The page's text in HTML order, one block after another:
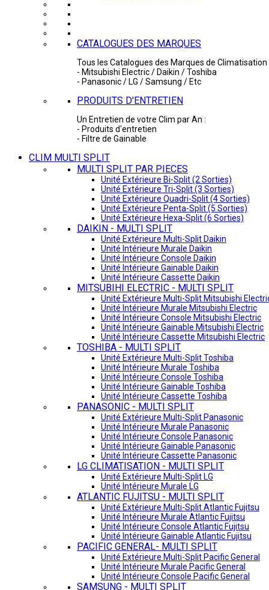
CATALOGUES DES MARQUES
Tous les Catalogues des Marques de Climatisation
- Mitsubishi Electric / Daikin / Toshiba
- Panasonic / LG / Samsung / Etc
PRODUITS D'ENTRETIEN
Un Entretien de votre Clim par An :
- Produits d'entretien
- Filtre de Gainable
CLIM MULTI SPLIT
MULTI SPLIT PAR PIECES
Unité Extérieure Bi-Split (2 Sorties)
Unité Extérieure Tri-Split (3 Sorties)
Unité Extérieure Quadri-Split (4 Sorties)
Unité Extérieure Penta-Split (5 Sorties)
Unité Extérieure Hexa-Split (6 Sorties)
DAIKIN - MULTI SPLIT
Unité Extérieure Multi-Split Daikin
Unité Intérieure Murale Daikin
Unité Intérieure Console Daikin
Unité Intérieure Gainable Daikin
Unité Intérieure Cassette Daikin
MITSUBIHI ELECTRIC - MULTI SPLIT
Unité Extérieure Multi-Split Mitsubishi
Unité Intérieure Murale Mitsubishi Electric
Unité Intérieure Console Mitsubishi Electric
Unité Intérieure Gainable Mitsubishi Electric
Unité Intérieure Cassette Mitsubishi Electric
TOSHIBA - MULTI SPLIT
Unité Extérieure Multi-Split Toshiba
Unité Intérieure Murale Toshiba
Unité Intérieure Console Toshiba
Unité Intérieure Gainable Toshiba
Unité Intérieure Cassette Toshiba
PANASONIC - MULTI SPLIT
Unité Extérieure Multi-Split Panasonic
Unité Intérieure Murale Panasonic
Unité Intérieure Console Panasonic
Unité Intérieure Gainable Panasonic
Unité Intérieure Cassette Panasonic
LG CLIMATISATION - MULTI SPLIT
Unité Extérieure Multi-Split LG
Unité Intérieure Murale LG
ATLANTIC FUJITSU - MULTI SPLIT
Unité Extérieure Multi-Split Atlantic Fujitsu
Unité Intérieure Murale Atlantic Fujitsu
Unité Intérieure Console Atlantic Fujitsu
Unité Intérieure Gainable Atlantic Fujitsu
PACIFIC GENERAL- MULTI SPLIT
Unité Extérieure Multi-Split Pacific General
Unité Intérieure Murale Pacific General
Unité Intérieure Console Pacific General
SAMSUNG - MULTI SPLIT